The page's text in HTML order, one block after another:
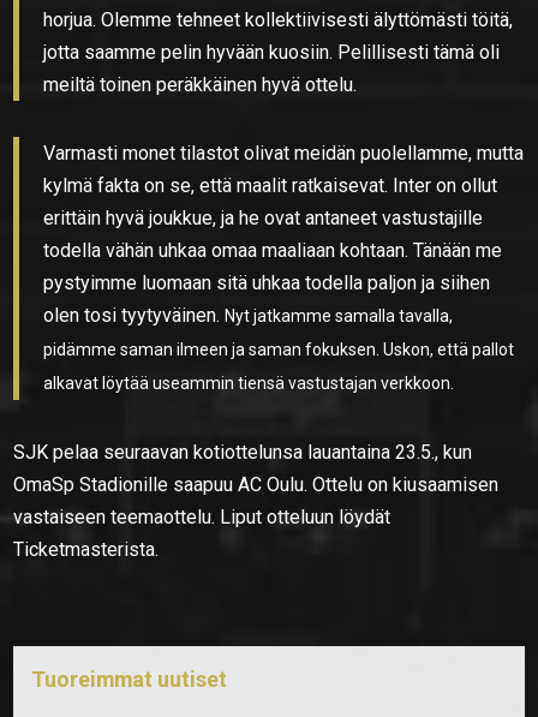
horjua. Olemme tehneet kollektiivisesti älyttömästi töitä,
jotta saamme pelin hyvään kuosiin. Pelillisesti tämä oli
meiltä toinen peräkkäinen hyvä ottelu.
Varmasti monet tilastot olivat meidän puolellamme, mutta
kylmä fakta on se, että maalit ratkaisevat. Inter on ollut
erittäin hyvä joukkue, ja he ovat antaneet vastustajille
todella vähän uhkaa omaa maaliaan kohtaan. Tänään me
pystyimme luomaan sitä uhkaa todella paljon ja siihen
olen tosi tyytyväinen.Nyt jatkamme samalla tavalla,
pidämme saman ilmeen ja saman fokuksen. Uskon, että pallot
alkavat löytää useammin tiensä vastustajan verkkoon.
SJK pelaa seuraavan kotiottelunsa lauantaina 23.5., kun
OmaSp Stadionille saapuu AC Oulu. Ottelu on kiusaamisen
vastaiseen teemaottelu. Liput otteluun löydät
Ticketmasterista.
Tuoreimmat uutiset